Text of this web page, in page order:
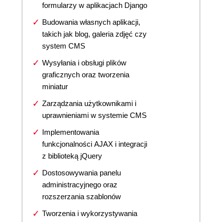
formularzy w aplikacjach Django
Budowania własnych aplikacji,
takich jak blog, galeria zdjęć czy
system CMS
Wysyłania i obsługi plików
graficznych oraz tworzenia
miniatur
Zarządzania użytkownikami i
uprawnieniami w systemie CMS
Implementowania
funkcjonalności AJAX i integracji
z biblioteką jQuery
Dostosowywania panelu
administracyjnego oraz
rozszerzania szablonów
Tworzenia i wykorzystywania